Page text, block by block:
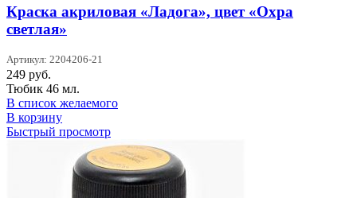
Краска акриловая «Ладога», цвет «Охра
светлая»
Артикул: 2204206-21
249 руб.
Тюбик 46 мл.
В список желаемого
В корзину
Быстрый просмотр